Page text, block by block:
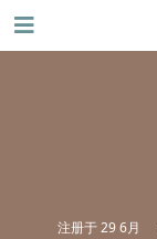
注册于29 6月